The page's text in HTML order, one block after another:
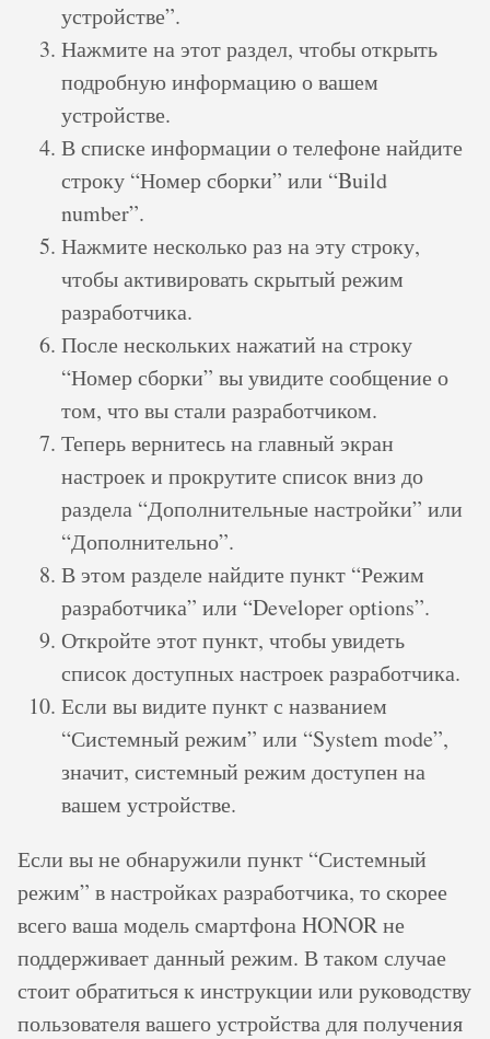
устройстве”.
Нажмите на этот раздел, чтобы открыть
подробную информацию о вашем
устройстве.
В списке информации о телефоне найдите
строку “Номер сборки” или “Build
number”.
Нажмите несколько раз на эту строку,
чтобы активировать скрытый режим
разработчика.
После нескольких нажатий на строку
“Номер сборки” вы увидите сообщение о
том, что вы стали разработчиком.
Теперь вернитесь на главный экран
настроек и прокрутите список вниз до
раздела “Дополнительные настройки” или
“Дополнительно”.
В этом разделе найдите пункт “Режим
разработчика” или “Developer options”.
Откройте этот пункт, чтобы увидеть
список доступных настроек разработчика.
Если вы видите пункт с названием
“Системный режим” или “System mode”,
значит, системный режим доступен на
вашем устройстве.
Если вы не обнаружили пункт “Системный
режим” в настройках разработчика, то скорее
всего ваша модель смартфона HONOR не
поддерживает данный режим. В таком случае
стоит обратиться к инструкции или руководству
пользователя вашего устройства для получения